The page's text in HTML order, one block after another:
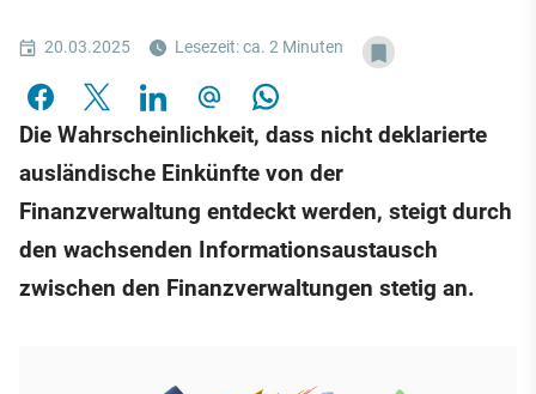
20.03.2025 Lesezeit: ca. 2 Minuten
Die Wahrscheinlichkeit, dass nicht deklarierte
ausländische Einkünfte von der
Finanzverwaltung entdeckt werden, steigt durch
den wachsenden Informationsaustausch
zwischen den Finanzverwaltungen stetig an.